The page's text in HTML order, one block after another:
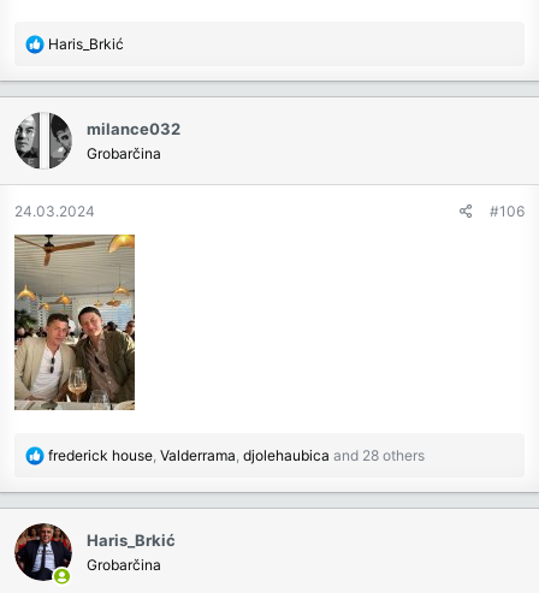
R
a
c
t
n
:
Haris_Brkić
milance032
Grobarčina
24.03.2024 #106
R
a
c
t
i
frederick house Valderrama djolehaubica and 28 others
Haris_Brkić
Grobarčina